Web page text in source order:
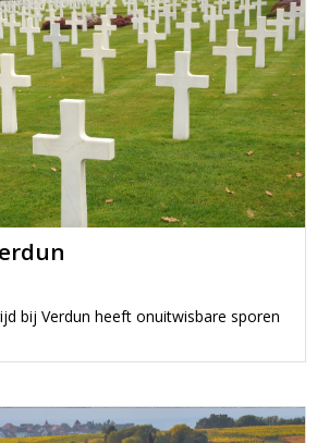
bij Verdun heeft onuitwisbare sporen